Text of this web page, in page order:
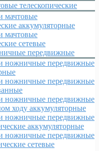
телескопические
мачтовые
аккумуляторные
мачтовые
сетевые
передвижные
ножничные передвижные
ножничные передвижные
ножничные передвижные
ходу аккумуляторные
ножничные передвижные
аккумуляторные
ножничные передвижные
сетевые